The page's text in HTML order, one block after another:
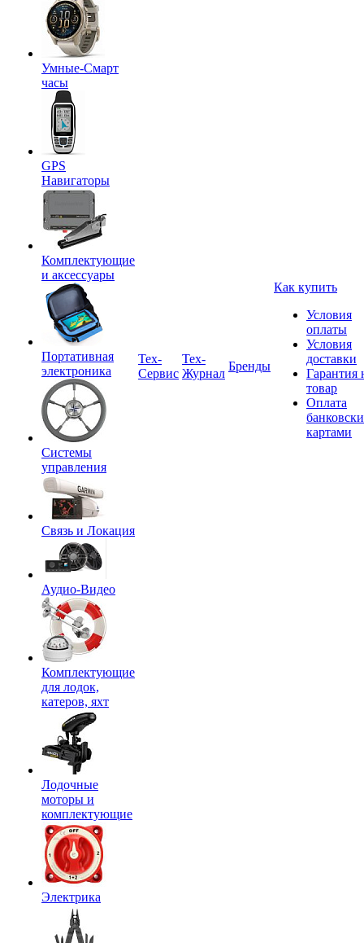
Умные-Смарт
часы
GPS
Навигаторы
Комплектующие
и аксессуары
Портативная
электроника
Системы
управления
Связь и Локация
Аудио-Видео
Комплектующие
для лодок,
катеров, яхт
Лодочные
моторы и
комплектующие
Электрика
Tex-
Сервис
Тех-
Журнал
Бренды
Как купить
Условия
оплаты
Условия
доставки
Гарантия
товар
Оплата
картами